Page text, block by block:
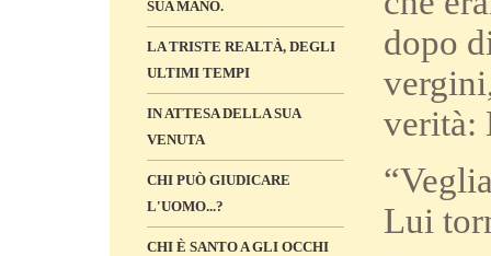
SUA MANO.
LA TRISTE REALTÀ, DEGLI
ULTIMI TEMPI
IN ATTESA DELLA SUA
VENUTA
CHI PUÒ GIUDICARE
L'UOMO...?
CHI È SANTO A GLI OCCHI
dopo
verità:
Lui